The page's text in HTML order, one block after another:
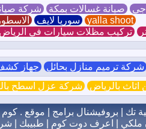
جي صيانة غسالات بمكة شركة
yalla shoot
سوريا لايف
تركيب مظلات سيارات في
شركة ترميم منازل بحائل جهاز كشف
بالرياض شركة عزل اسطح
تك بروفيشنال برامج موقع . كوم
ملكي اعرف دوت كوم طبيبك